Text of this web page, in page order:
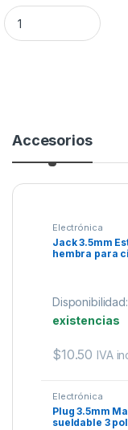
Jack 3.5mm Estéreo
Accesorios
Electrónica
Jack 3.5mm
hembra para
Disponibilidad:
existencias
$10.50 IVA
Electrónica
Plug 3.5mm
sueldable 3